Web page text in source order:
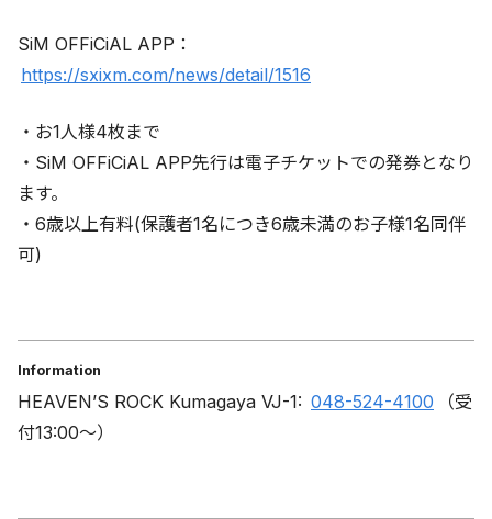
SiM OFFiCiAL APP：
https://sxixm.com/news/detail/1516
・お1人様4枚まで
・SiM OFFiCiAL APP先行は電子チケットでの発券となり
ます。
・6歳以上有料(保護者1名につき6歳未満のお子様1名同伴
可)
Information
HEAVEN’S ROCK Kumagaya VJ-1: 048-524-4100
（受
付13:00〜）